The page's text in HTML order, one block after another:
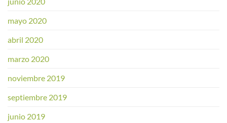
mayo 2020
abril 2020
marzo 2020
noviembre 2019
septiembre 2019
junio 2019